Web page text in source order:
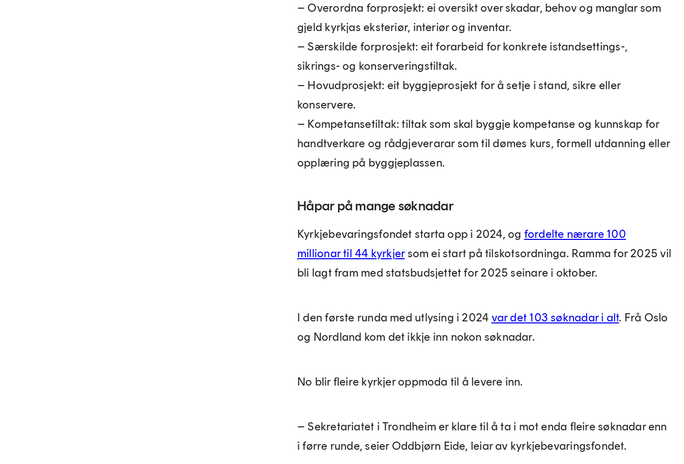
– Overordna forprosjekt: ei oversikt over skadar, behov og manglar som
gjeld kyrkjas eksteriør, interiør og inventar.
– Særskilde forprosjekt: eit forarbeid for konkrete istandsettings-,
sikrings- og konserveringstiltak.
– Hovudprosjekt: eit byggjeprosjekt for å setje i stand, sikre eller
konservere.
– Kompetansetiltak: tiltak som skal byggje kompetanse og kunnskap for
handtverkare og rådgjeverarar som til dømes kurs, formell utdanning eller
opplæring på byggjeplassen.
Håpar på mange søknadar
Kyrkjebevaringsfondet starta opp i 2024, og fordelte nærare 100
millionar til 44 kyrkjersom ei start på tilskotsordninga. Ramma for 2025 vil
bli lagt fram med statsbudsjettet for 2025 seinare i oktober.
I den første runda med utlysing i 2024 var det 103 søknadar i alt. Frå Oslo
og Nordland kom det ikkje inn nokon søknadar.
No blir fleire kyrkjer oppmoda til å levere inn.
– Sekretariatet i Trondheim er klare til å ta i mot enda fleire søknadar enn
i førre runde, seier Oddbjørn Eide, leiar av kyrkjebevaringsfondet.